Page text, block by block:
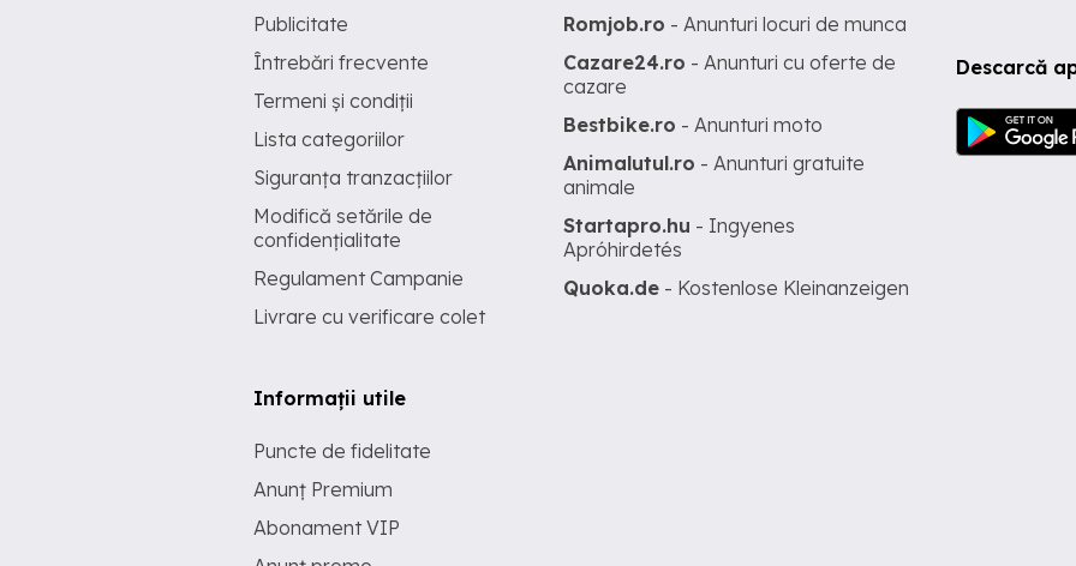
Descarcă
Publicitate
Întrebări frecvente
Termeni și condiții
Lista categoriilor
Siguranța tranzacțiilor
Modifică setările de
confidențialitate
Regulament Campanie
Livrare cu verificare colet
Informații utile
Puncte de fidelitate
Anunț Premium
Abonament VIP
Romjob.ro - Anunturi locuri de munca
Cazare24.ro - Anunturi cu oferte de
cazare
Bestbike.ro - Anunturi moto
Animalutul.ro - Anunturi gratuite
animale
Startapro.hu - Ingyenes
Apróhirdetés
Quoka.de - Kostenlose Kleinanzeigen